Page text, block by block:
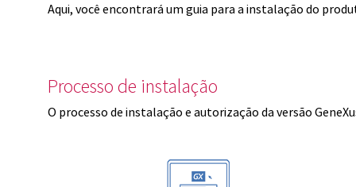
Aqui, você encontrará um guia para a instalação do
Processo de instalação
O processo de instalação e autorização da versão